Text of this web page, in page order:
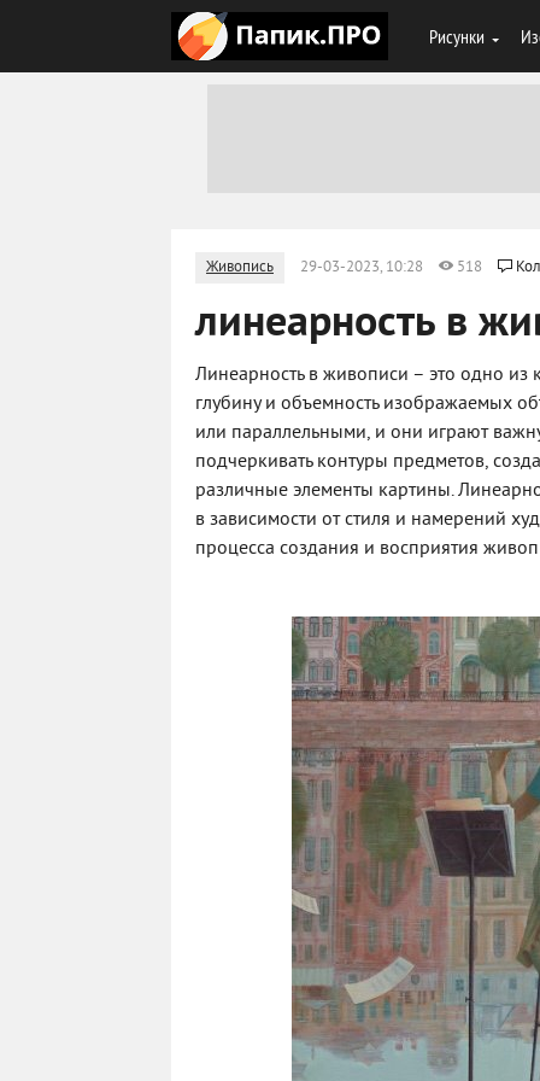
Рисунки
Живопись 29-03-2023, 10:28 518
линеарность в
Линеарность в живописи – это одно
глубину и объемность изображаемых
или параллельными, и они играют
подчеркивать контуры предметов,
различные элементы картины.
в зависимости от стиля и намерений
процесса создания и восприятия